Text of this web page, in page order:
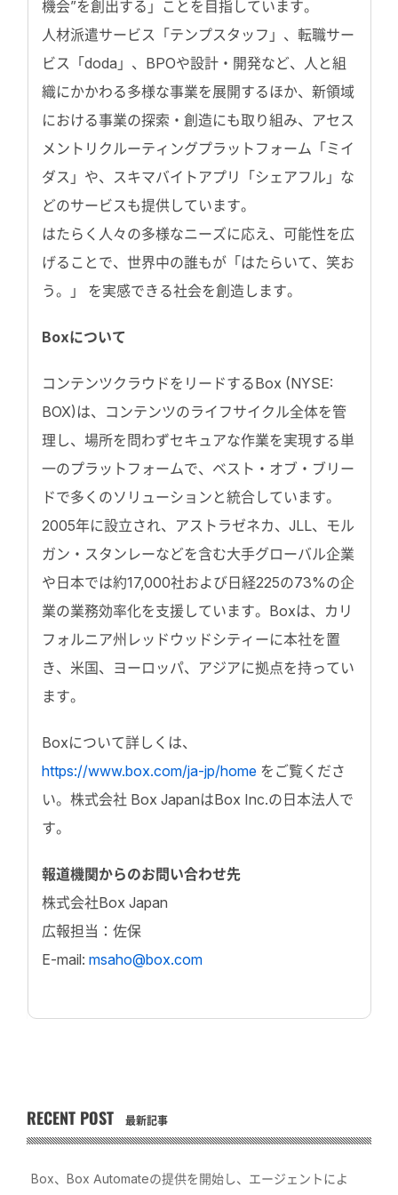
機会”を創出する」ことを目指しています。
人材派遣サービス「テンプスタッフ」、転職サー
ビス「doda」、BPOや設計・開発など、人と組
織にかかわる多様な事業を展開するほか、新領域
における事業の探索・創造にも取り組み、アセス
メントリクルーティングプラットフォーム「ミイ
ダス」や、スキマバイトアプリ「シェアフル」な
どのサービスも提供しています。
はたらく人々の多様なニーズに応え、可能性を広
げることで、世界中の誰もが「はたらいて、笑お
う。」 を実感できる社会を創造します。
Boxについて
コンテンツクラウドをリードするBox (NYSE:
BOX)は、コンテンツのライフサイクル全体を管
理し、場所を問わずセキュアな作業を実現する単
一のプラットフォームで、ベスト・オブ・ブリー
ドで多くのソリューションと統合しています。
2005年に設立され、アストラゼネカ、JLL、モル
ガン・スタンレーなどを含む大手グローバル企業
や日本では約17,000社および日経225の73%の企
業の業務効率化を支援しています。Boxは、カリ
フォルニア州レッドウッドシティーに本社を置
き、米国、ヨーロッパ、アジアに拠点を持ってい
ます。
Boxについて詳しくは、
https://www.box.com/ja-jp/home をご覧くださ
い。株式会社 Box JapanはBox Inc.の日本法人で
す。
報道機関からのお問い合わせ先
株式会社Box Japan
広報担当：佐保
E-mail: msaho@box.com
RECENT POST 最新記事
Box、Box Automateの提供を開始し、エージェントによ